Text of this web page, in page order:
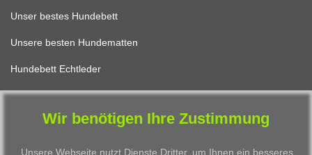
Unser bestes Hundebett
Unsere besten Hundematten
Hundebett Echtleder
FÜR KATZEN
Wir benötigen Ihre Zustimmung
Unsere Webseite nutzt Dienste Dritter, um Ihnen ein besseres